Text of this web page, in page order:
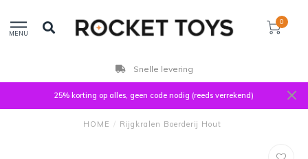
MENU
0
Snelle levering
25% korting op alles, geen code nodig (reeds verrekend)
HOME / Rijgkralen Boerderij Hout